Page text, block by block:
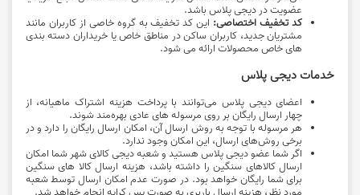
عضویت در دیجی پلاس باشد.
کد تخفیف اختصاصی: این کد تخفیف به گروه خاصی از کاربران مانند
مشتریان جدید، کاربران ساکن در مناطق خاص یا خریداران دسته‌ بندی‌
های خاص محصولات ارائه می‌ شود.
خدمات دیجی پلاس
اعضای دیجی‌ پلاس می‌توانند با پرداخت هزینه اشتراک ماهیانه، از
چهار ارسال رایگان بر روی مرسوله‌ های عادی بهره‌مند شوند.
هر مرسوله با توجه به روش ارسال آن، امکان ارسال رایگان را دارد و در
برخی روش‌های ارسال، این امکان وجود ندارد.
اگر شما عضو دیجی‌ پلاس هستید و شعبه دیجی‌ کالای شهر شما امکان
ارسال کالاهای سنگین را داشته باشد، هزینه ارسال کالا های سنگین
برای شما رایگان خواهد بود. در صورت عدم امکان ارسال توسط شعبه
مورد نظر، هزینه ارسال باربری به صورت پس‌ کرایه انجام خواهد شد.